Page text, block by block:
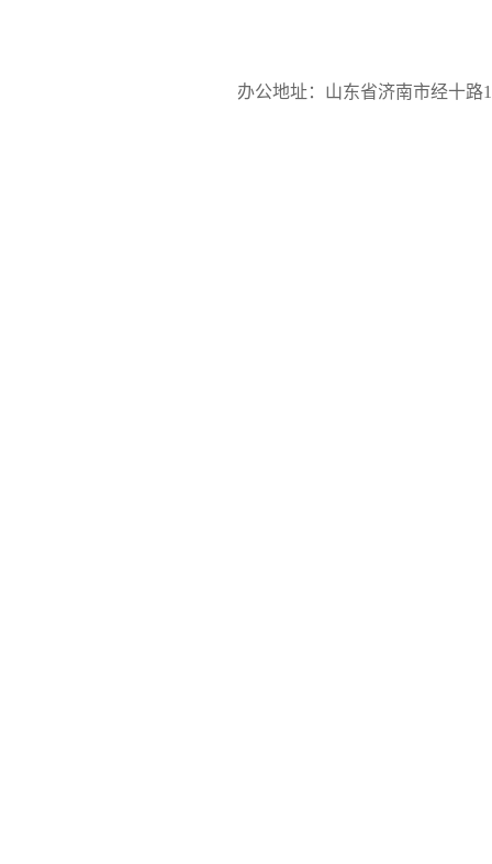
办公地址：山东省济南市经十路